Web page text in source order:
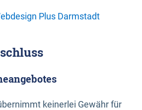
Plus Darmstadt
keinerlei Gewähr für